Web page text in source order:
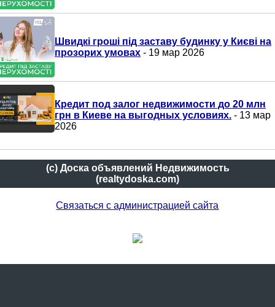
Швидкі гроші під заставу будинку у Києві на
прозорих умовах - 19 мар 2026
Кредит под залог недвижимости до 20 млн
грн в Киеве на выгодных условиях. - 13 мар
2026
(c) Доска объявлений Недвижимость
(realtydoska.com)
Связаться с администрацией сайта